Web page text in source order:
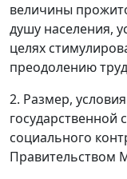
величины
душу населения,
целях
преодолению
2. Размер,
социального
Правительством